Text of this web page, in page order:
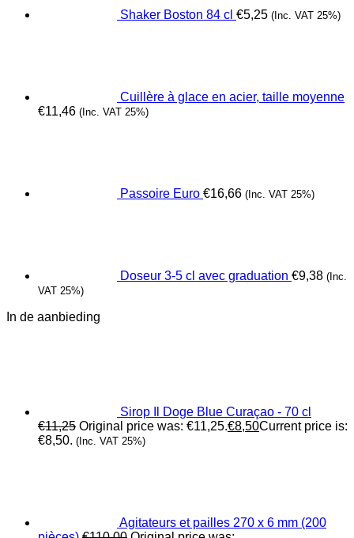
Shaker Boston 84 cl €5,25 (Inc. VAT 25%)
Cuillère à glace en acier, taille moyenne
€11,46 (Inc. VAT 25%)
Passoire Euro €16,66 (Inc. VAT 25%)
Doseur 3-5 cl avec graduation €9,38 (Inc.
VAT 25%)
In de aanbieding
Sirop Il Doge Blue Curaçao - 70 cl
€11,25 Original price was: €11,25.€8,50Current price is:
€8,50. (Inc. VAT 25%)
Agitateurs et pailles 270 x 6 mm (200